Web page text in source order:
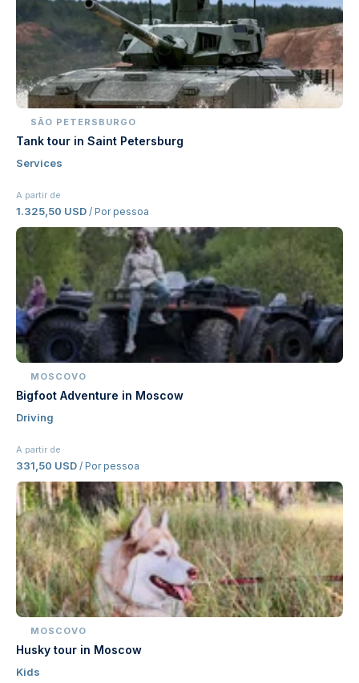
SÃO PETERSBURGO
Tank tour in Saint Petersburg
Services
A partir de
1.325,50 USD / Por pessoa
MOSCOVO
Bigfoot Adventure in Moscow
Driving
A partir de
331,50 USD / Por pessoa
MOSCOVO
Husky tour in Moscow
Kids